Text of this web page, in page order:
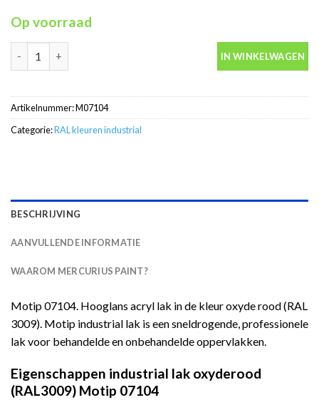
Op voorraad
IN WINKELWAGEN
Artikelnummer:M07104
Categorie:RAL kleuren industrial
BESCHRIJVING
AANVULLENDE INFORMATIE
WAAROM MERCURIUS PAINT?
Motip 07104. Hooglans acryl lak in de kleur oxyde rood (RAL
3009). Motip industrial lak is een sneldrogende, professionele
lak voor behandelde en onbehandelde oppervlakken.
Eigenschappen industrial lak oxyderood
(RAL3009) Motip 07104